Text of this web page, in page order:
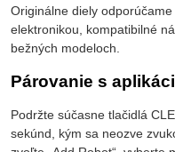
Originálne diely
elektronikou, kompatibilné
bežných modeloch.
Párovanie s
Podržte súčasne tlačidlá
sekúnd, kým sa neozve